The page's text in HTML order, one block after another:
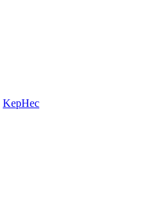
KepHec